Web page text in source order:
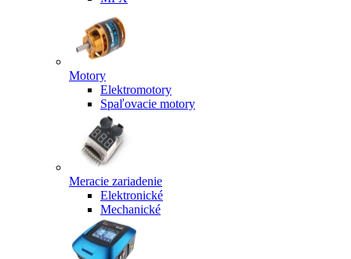
Motory
Elektromotory
Spaľovacie motory
Meracie zariadenie
Elektronické
Mechanické